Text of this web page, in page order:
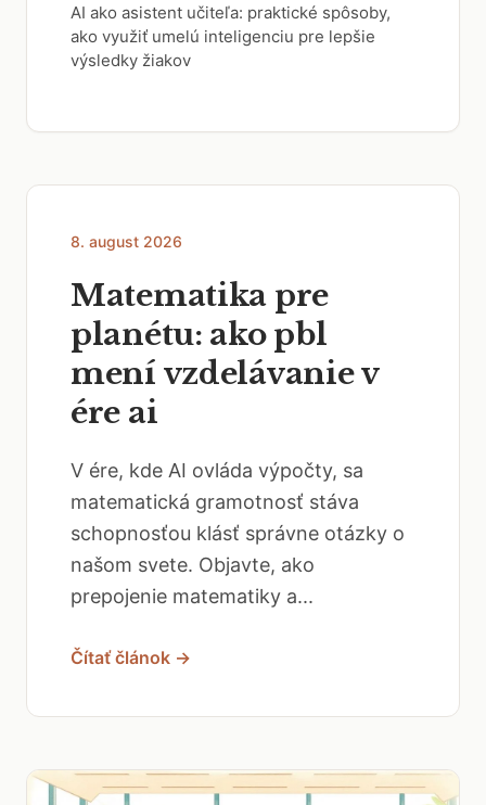
AI ako asistent učiteľa: praktické spôsoby,
ako využiť umelú inteligenciu pre lepšie
výsledky žiakov
8. august 2026
Matematika pre
planétu: ako pbl
mení vzdelávanie v
ére ai
V ére, kde AI ovláda výpočty, sa
matematická gramotnosť stáva
schopnosťou klásť správne otázky o
našom svete. Objavte, ako
prepojenie matematiky a...
Čítať článok →